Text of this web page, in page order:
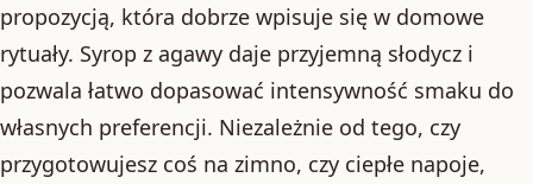
propozycją, która dobrze wpisuje się w domowe
rytuały. Syrop z agawy daje przyjemną słodycz i
pozwala łatwo dopasować intensywność smaku do
własnych preferencji. Niezależnie od tego, czy
przygotowujesz coś na zimno, czy ciepłe napoje,